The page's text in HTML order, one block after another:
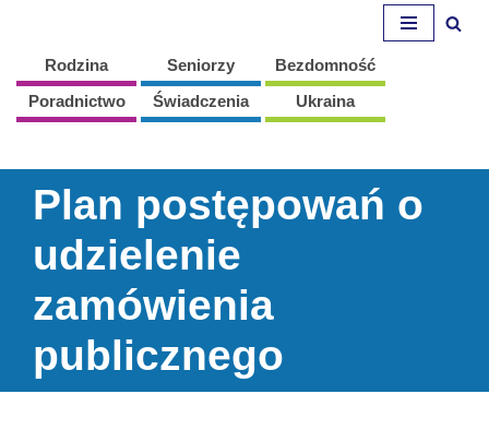
Przejdź
do
treści
Rodzina Seniorzy
Bezdomność
Poradnictwo
Świadczenia Ukraina
Plan postępowań o
udzielenie
zamówienia
publicznego